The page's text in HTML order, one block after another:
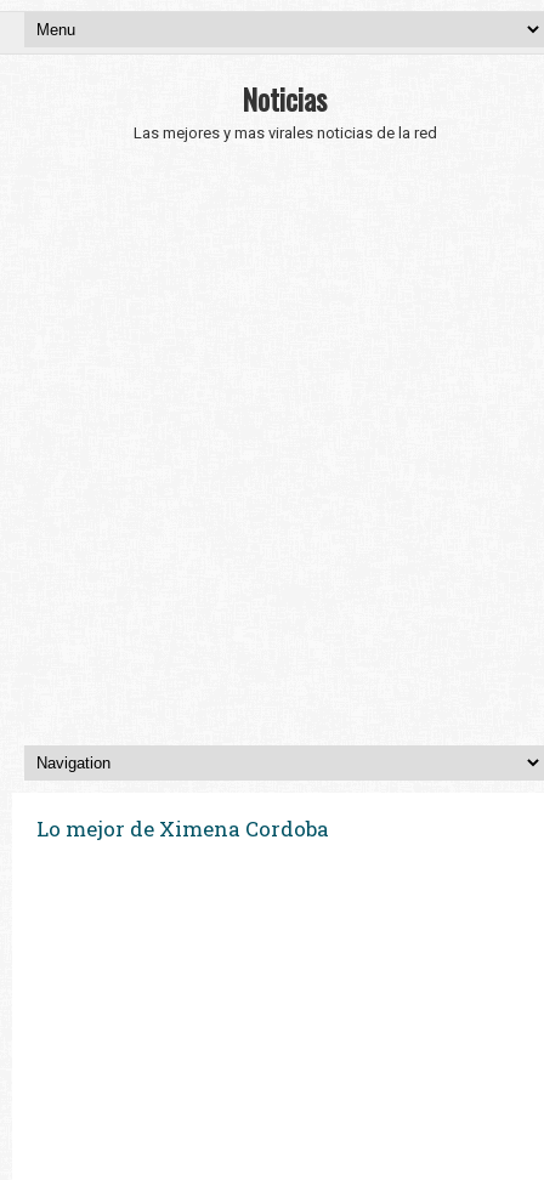
Noticias
Las mejores y mas virales noticias de la red
Lo mejor de Ximena Cordoba